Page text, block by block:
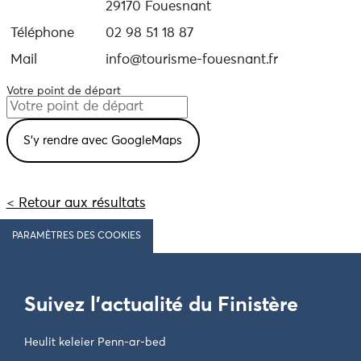
29170 Fouesnant
Téléphone
02 98 51 18 87
Mail
info@tourisme-fouesnant.fr
Votre point de départ
< Retour aux résultats
PARAMÈTRES DES COOKIES
Suivez l'actualité du Finistère
Heulit keleier Penn-ar-bed